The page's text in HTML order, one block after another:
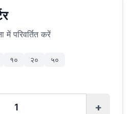
परिवर्तित करें
१० २० ५०
+